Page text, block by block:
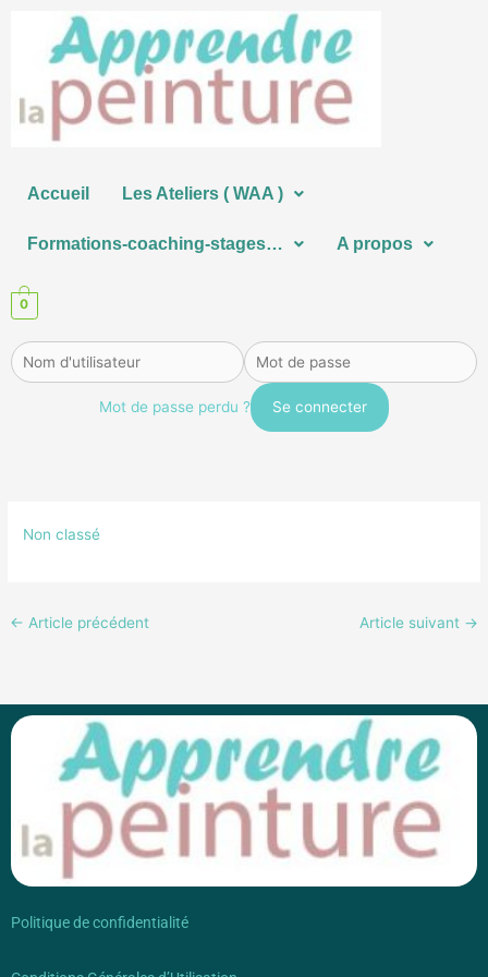
contenu
Accueil Les Ateliers ( WAA )
Formations-coaching-stages… A propos
0
Mot de passe perdu ?
Non classé
← Article précédent Article suivant →
Politique de confidentialité